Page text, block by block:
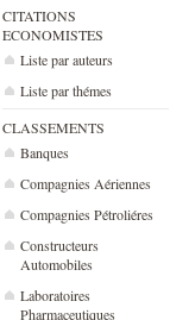
CITATIONS
ECONOMISTES
Liste par auteurs
Liste par thémes
CLASSEMENTS
Banques
Compagnies Aériennes
Compagnies Pétroliéres
Constructeurs
Automobiles
Laboratoires
Pharmaceutiques